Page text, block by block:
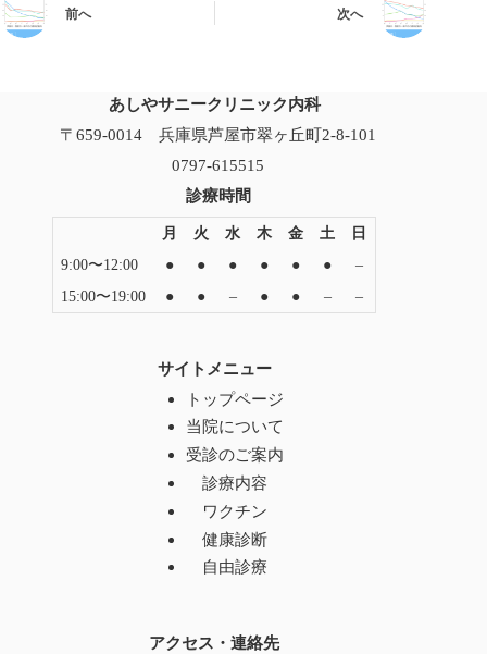
前へ 次へ
あしやサニークリニック内科
〒659-0014 兵庫県芦屋市翠ヶ丘町2-8-101
0797-615515
診療時間
月 火 水 木 金 土
日
9:00〜12:00
● ● ● ● ● ●
–
15:00〜19:00
● ● – ● ● – –
サイトメニュー
トップページ
当院について
受診のご案内
診療内容
ワクチン
健康診断
自由診療
アクセス・連絡先